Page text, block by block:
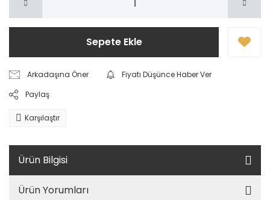
Sepete Ekle
Arkadaşına Öner
Fiyatı Düşünce Haber Ver
Paylaş
Karşılaştır
Ürün Bilgisi
Ürün Yorumları